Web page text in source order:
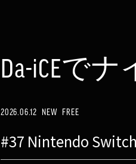
Da-iCEでナ
2026.06.12 NEW FREE
#37 Nintendo Switch